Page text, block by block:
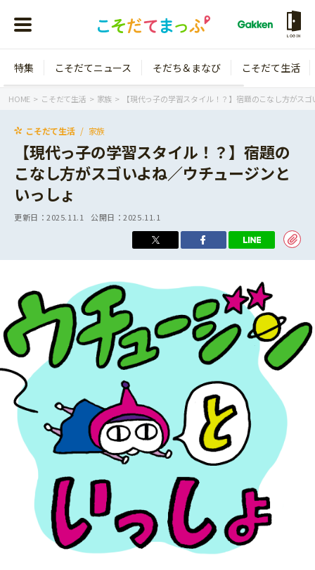
LOGIN
年齢から探す
3歳
年中
年長
小学1年生
小学2年生
小学3年生
小学4年生
小学5年生
小学6年生
イベント
ニュース
そだち＆まなび
ワーク・ドリル
幼稚園・保育園
科学・プログラミング
教育・学習
絵本・読み聞かせ
自由研究・工作
読書感想文
本・読書
こそだて生活
住まい
ファッション・美容
行事・イベント
トラブル
親子でいっしょに
人間関係
おでかけ
家族
こそだてマンガ
特集 こそだてニュース そだち＆まなび こそだて生活
HOME こそだて生活 家族 【現代っ子の学習スタイル！？】宿題のこなし方がス
こそだて生活 家族
【現代っ子の学習スタイル！？】宿題の
こなし方がスゴいよね／ウチュージンと
いっしょ
更新日：2025.11.1 公開日：2025.11.1